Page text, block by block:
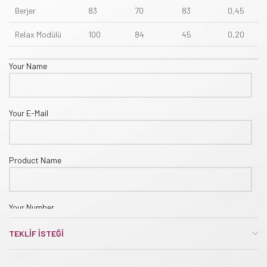
Berjer 83 70 83 0,45
Relax Modülü 100 84 45 0,20
Your Name
Your E-Mail
Product Name
Your Number
TEKLIF İSTEĞI